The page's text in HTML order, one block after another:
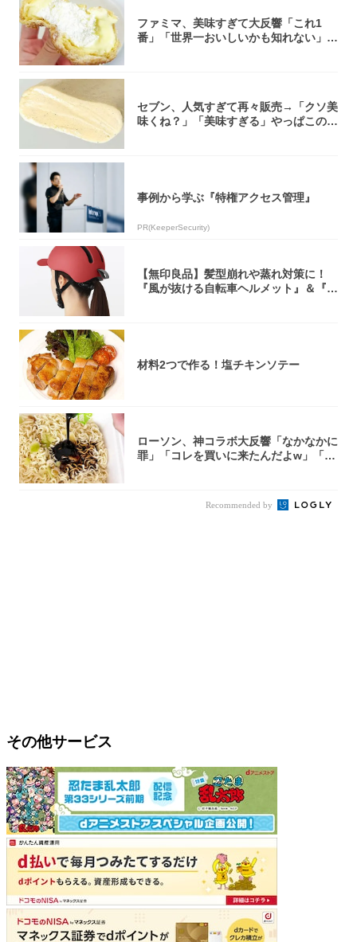
ファミマ、美味すぎて大反響「これ1
番」「世界一おいしいかも知れない」
セブン、人気すぎて再々販売→「クソ美
味くね？」「美味すぎる」やっぱこのク
事例から学ぶ『特権アクセス管理』
PR(KeeperSecurity)
【無印良品】髪型崩れや蒸れ対策に！
『風が抜ける自転車ヘルメット』＆『2
材料2つで作る！塩チキンソテー
ローソン、神コラボ大反響「なかなかに
罪」「コレを買いに来たんだよw」「３
Recommended by
その他サービス